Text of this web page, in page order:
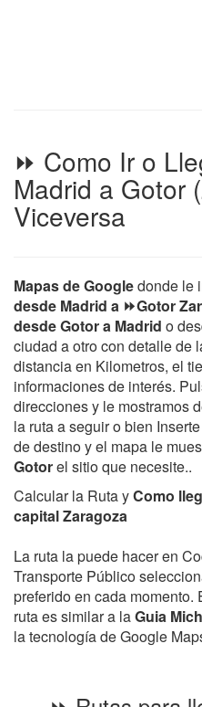
⏩ Como Ir o
Madrid a Gotor
Viceversa
Mapas de Googledonde le
desde Madrid a ⏩Gotor
desde Gotor a Madrid o
ciudad a otro con detalle de
distancia en Kilometros, el
informaciones de interés.
direcciones y le mostramos
la ruta a seguir o bien
de destino y el mapa le
Gotorel sitio que necesite..
Calcular la Ruta yComo
capital Zaragoza
La ruta la puede hacer en
Transporte Público
preferido en cada
ruta es similar a laGuia
la tecnología de Google